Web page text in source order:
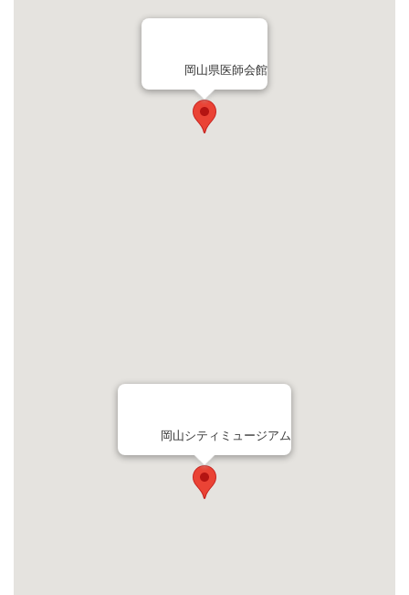
岡山県医師会館
岡山シティミュージアム